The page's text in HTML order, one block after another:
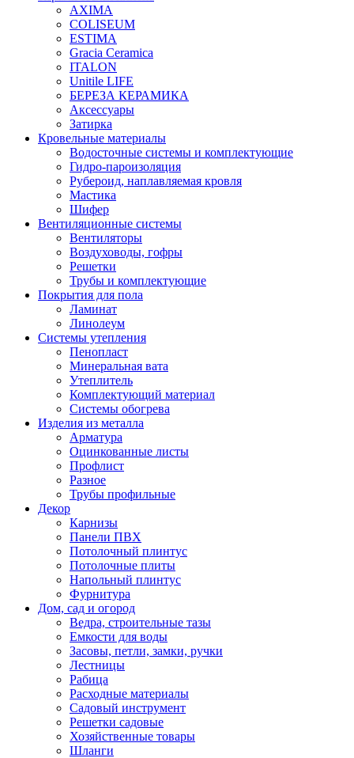
AXIMA
COLISEUM
ESTIMA
Gracia Ceramica
ITALON
Unitile LIFE
БЕРЕЗА КЕРАМИКА
Аксессуары
Затирка
Кровельные материалы
Водосточные системы и комплектующие
Гидро-пароизоляция
Рубероид, наплавляемая кровля
Мастика
Шифер
Вентиляционные системы
Вентиляторы
Воздуховоды, гофры
Решетки
Трубы и комплектующие
Покрытия для пола
Ламинат
Линолеум
Системы утепления
Пенопласт
Минеральная вата
Утеплитель
Комплектующий материал
Системы обогрева
Изделия из металла
Арматура
Оцинкованные листы
Профлист
Разное
Трубы профильные
Декор
Карнизы
Панели ПВХ
Потолочный плинтус
Потолочные плиты
Напольный плинтус
Фурнитура
Дом, сад и огород
Ведра, строительные тазы
Емкости для воды
Засовы, петли, замки, ручки
Лестницы
Рабица
Расходные материалы
Садовый инструмент
Решетки садовые
Хозяйственные товары
Шланги